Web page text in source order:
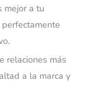
mejor a tu
relaciones más
a la marca y